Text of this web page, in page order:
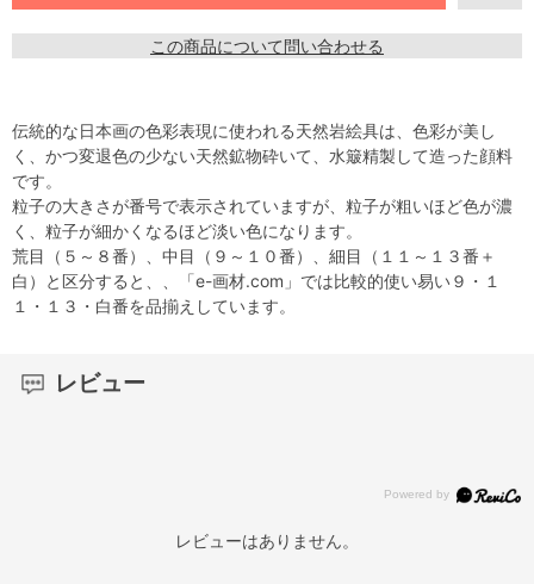
この商品について問い合わせる
伝統的な日本画の色彩表現に使われる天然岩絵具は、色彩が美し
く、かつ変退色の少ない天然鉱物砕いて、水簸精製して造った顔料
です。
粒子の大きさが番号で表示されていますが、粒子が粗いほど色が濃
く、粒子が細かくなるほど淡い色になります。
荒目（５～８番）、中目（９～１０番）、細目（１１～１３番＋
白）と区分すると、、「e-画材.com」では比較的使い易い９・１
１・１３・白番を品揃えしています。
レビュー
レビューはありません。